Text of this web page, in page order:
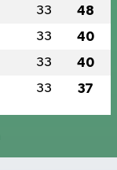
33 48
33 40
33 40
33 37